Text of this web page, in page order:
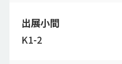
出展小間
K1-2